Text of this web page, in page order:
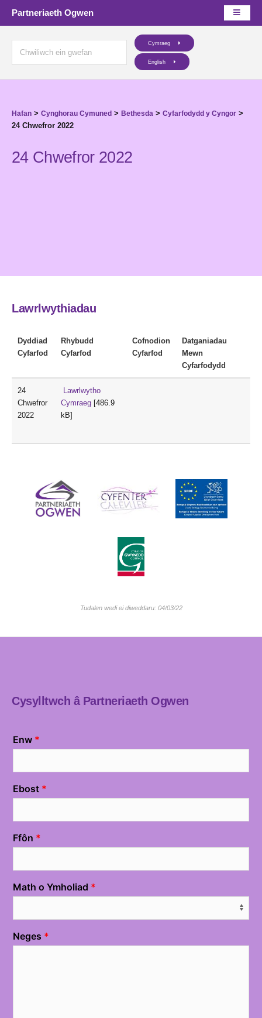
Partneriaeth Ogwen
Cymraeg
English
Hafan > Cynghorau Cymuned > Bethesda > Cyfarfodydd y Cyngor >
24 Chwefror 2022
24 Chwefror 2022
Lawrlwythiadau
Dyddiad
Cyfarfod
Rhybudd
Cyfarfod
Cofnodion
Cyfarfod
Datganiadau
Mewn
Cyfarfodydd
24
Chwefror
2022
Lawrlwytho
Cymraeg [486.9
kB]
Tudalen wedi ei diweddaru: 04/03/22
Cysylltwch â Partneriaeth Ogwen